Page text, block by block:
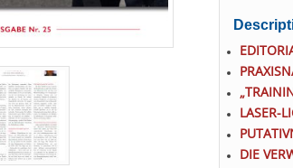
LASER-
DIE